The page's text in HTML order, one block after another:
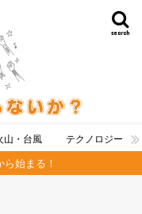
search
山・台風 テクノロジー
始まる！